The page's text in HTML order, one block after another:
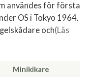
användes för första
OS i Tokyo 1964.
och(Läs
Minikikare